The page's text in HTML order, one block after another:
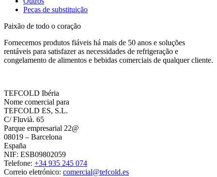
Peças de substituição
Paixão de todo o coração
Fornecemos produtos fiáveis há mais de 50 anos e soluções
rentáveis para satisfazer as necessidades de refrigeração e
congelamento de alimentos e bebidas comerciais de qualquer cliente.
TEFCOLD Ibéria
Nome comercial para
TEFCOLD ES, S.L.
C/ Fluvià. 65
Parque empresarial 22@
08019 – Barcelona
España
NIF: ESB09802059
Telefone: +34 935 245 074
Correio eletrónico: comercial@tefcold.es